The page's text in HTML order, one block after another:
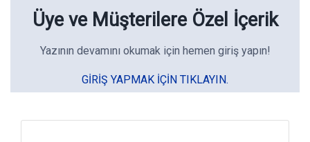
Üye ve Müşterilere Özel İçerik
Yazının devamını okumak için hemen giriş yapın!
GIRIŞ YAPMAK IÇIN TIKLAYIN.